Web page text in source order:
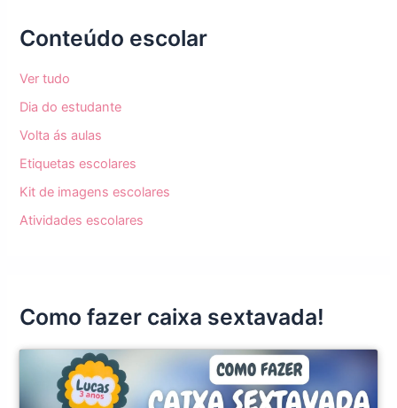
Conteúdo escolar
Ver tudo
Dia do estudante
Volta ás aulas
Etiquetas escolares
Kit de imagens escolares
Atividades escolares
Como fazer caixa sextavada!